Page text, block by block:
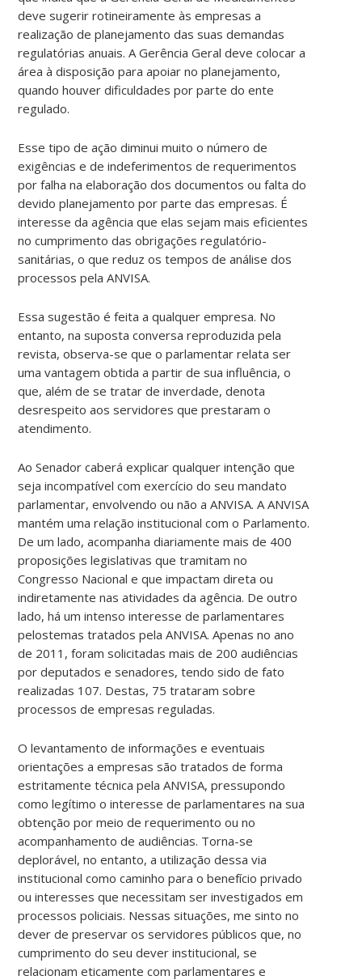
deve sugerir rotineiramente às empresas a
realização de planejamento das suas demandas
regulatórias anuais. A Gerência Geral deve colocar a
área à disposição para apoiar no planejamento,
quando houver dificuldades por parte do ente
regulado.
Esse tipo de ação diminui muito o número de
exigências e de indeferimentos de requerimentos
por falha na elaboração dos documentos ou falta do
devido planejamento por parte das empresas. É
interesse da agência que elas sejam mais eficientes
no cumprimento das obrigações regulatório-
sanitárias, o que reduz os tempos de análise dos
processos pela ANVISA.
Essa sugestão é feita a qualquer empresa. No
entanto, na suposta conversa reproduzida pela
revista, observa-se que o parlamentar relata ser
uma vantagem obtida a partir de sua influência, o
que, além de se tratar de inverdade, denota
desrespeito aos servidores que prestaram o
atendimento.
Ao Senador caberá explicar qualquer intenção que
seja incompatível com exercício do seu mandato
parlamentar, envolvendo ou não a ANVISA. A ANVISA
mantém uma relação institucional com o Parlamento.
De um lado, acompanha diariamente mais de 400
proposições legislativas que tramitam no
Congresso Nacional e que impactam direta ou
indiretamente nas atividades da agência. De outro
lado, há um intenso interesse de parlamentares
pelostemas tratados pela ANVISA. Apenas no ano
de 2011, foram solicitadas mais de 200 audiências
por deputados e senadores, tendo sido de fato
realizadas 107. Destas, 75 trataram sobre
processos de empresas reguladas.
O levantamento de informações e eventuais
orientações a empresas são tratados de forma
estritamente técnica pela ANVISA, pressupondo
como legítimo o interesse de parlamentares na sua
obtenção por meio de requerimento ou no
acompanhamento de audiências. Torna-se
deplorável, no entanto, a utilização dessa via
institucional como caminho para o benefício privado
ou interesses que necessitam ser investigados em
processos policiais. Nessas situações, me sinto no
dever de preservar os servidores públicos que, no
cumprimento do seu dever institucional, se
relacionam eticamente com parlamentares e